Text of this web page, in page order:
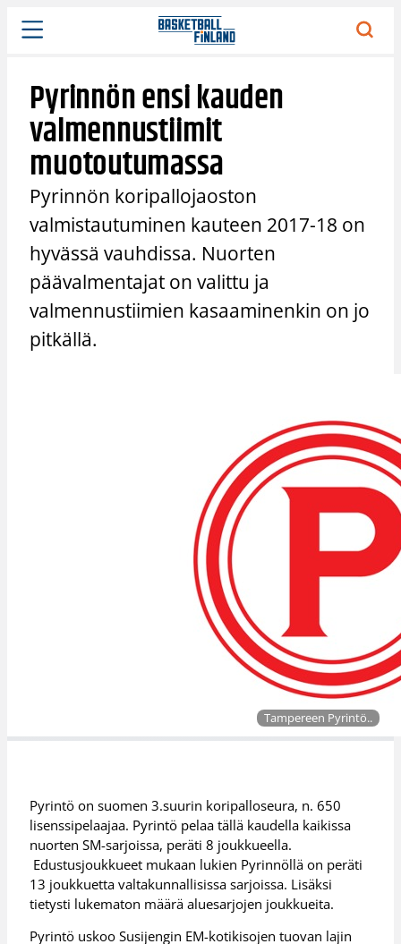
Siirry
sisältöön
Pyrinnön ensi kauden
valmennustiimit
muotoutumassa
Pyrinnön koripallojaoston
valmistautuminen kauteen 2017-18 on
hyvässä vauhdissa. Nuorten
päävalmentajat on valittu ja
valmennustiimien kasaaminenkin on jo
pitkällä.
Tampereen Pyrintö..
Pyrintö on suomen 3.suurin koripalloseura, n. 650
lisenssipelaajaa. Pyrintö pelaa tällä kaudella kaikissa
nuorten SM-sarjoissa, peräti 8 joukkueella.
Edustusjoukkueet mukaan lukien Pyrinnöllä on peräti
13 joukkuetta valtakunnallisissa sarjoissa. Lisäksi
tietysti lukematon määrä aluesarjojen joukkueita.
Pyrintö uskoo Susijengin EM-kotikisojen tuovan lajin